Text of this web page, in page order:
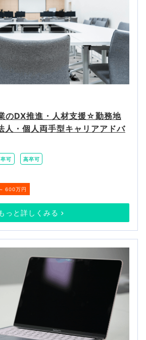
のDX推進・人材支援☆勤務地
・個人両手型キャリアアドバ
可 高卒可
600万円
っと詳しくみる